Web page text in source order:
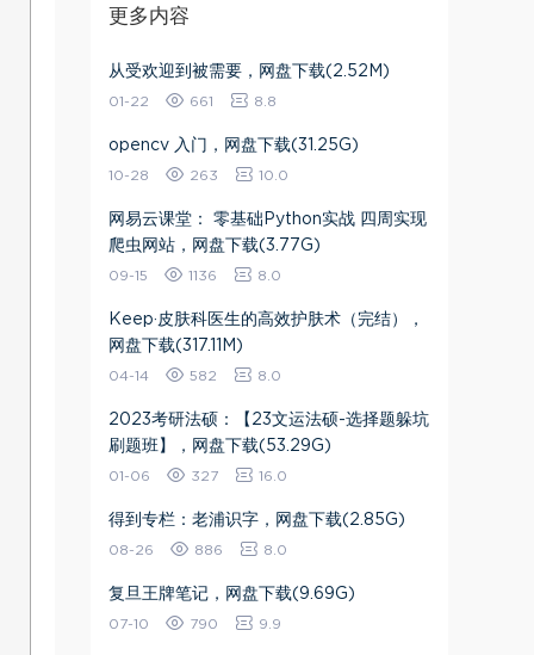
更多内容
从受欢迎到被需要，网盘下载(2.52M)
01-22 661 8.8
opencv 入门，网盘下载(31.25G)
10-28 263 10.0
网易云课堂： 零基础Python实战 四周实现
爬虫网站，网盘下载(3.77G)
09-15 1136 8.0
Keep·皮肤科医生的高效护肤术（完结），
网盘下载(317.11M)
04-14 582 8.0
2023考研法硕：【23文运法硕-选择题躲坑
刷题班】，网盘下载(53.29G)
01-06 327 16.0
得到专栏：老浦识字，网盘下载(2.85G)
08-26 886 8.0
复旦王牌笔记，网盘下载(9.69G)
07-10 790 9.9